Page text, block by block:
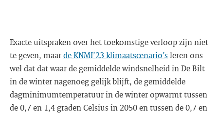
Exacte uitspraken over het toekomstige verloop zijn niet
te geven, maarde KNMI’23 klimaatscenario’sleren ons
wel dat dat waar de gemiddelde windsnelheid in De Bilt
in de winter nagenoeg gelijk blijft, de gemiddelde
dagminimumtemperatuur in de winter opwarmt tussen
de 0,7 en 1,4 graden Celsius in 2050 en tussen de 0,7 en